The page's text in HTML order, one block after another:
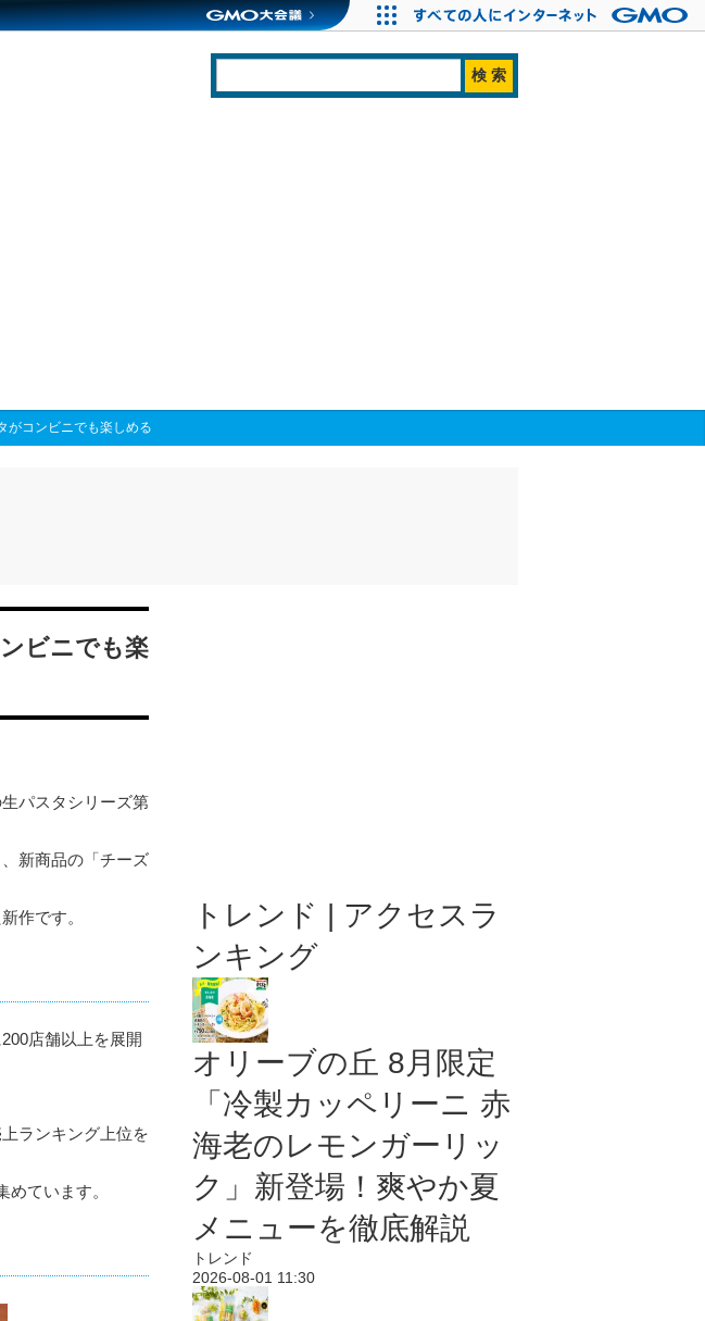
がコンビニでも楽しめる
ビニでも楽
パスタシリーズ第
新商品の「チーズ
作です。
店舗以上を展開
ランキング上位を
ています。
トレンド | アクセスラ
ンキング
オリーブの丘 8月限定
「冷製カッペリーニ 赤
海老のレモンガーリッ
ク」新登場！爽やか夏
メニューを徹底解説
トレンド
2026-08-01 11:30